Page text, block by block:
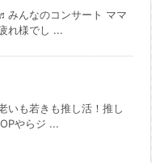
みんなのコンサート ママ
れ様でし ...
いも若きも推し活！推し
やらジ ...